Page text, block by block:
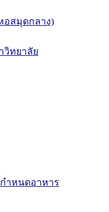
อสมุดกลาง)
ทยาลัย
ำหนดอาหาร